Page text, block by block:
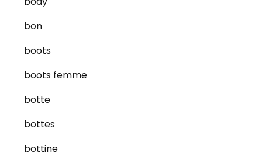
bon
boots
boots femme
botte
bottes
bottine